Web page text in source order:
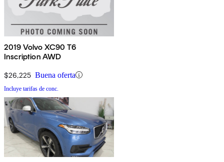
2019 Volvo XC90 T6
Inscription AWD
$26,225 Buena oferta
Incluye tarifas de conc.